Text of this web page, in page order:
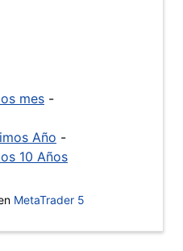
mes -
Año -
10 Años
MetaTrader 5